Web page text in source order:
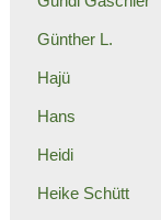
Günther L.
Hajü
Hans
Heidi
Heike Schütt